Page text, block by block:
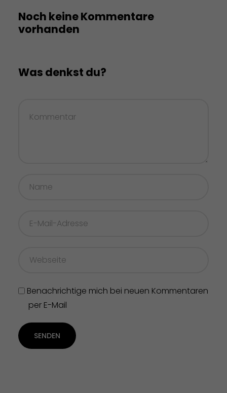
Noch keine Kommentare
vorhanden
Was denkst du?
Benachrichtige mich bei neuen Kommentaren
per E-Mail
SENDEN